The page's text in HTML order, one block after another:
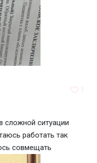
1
сложной ситуации
работать так
совмещать